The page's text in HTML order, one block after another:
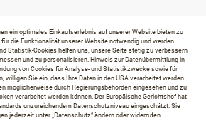
ein optimales Einkaufserlebnis auf unserer Website bieten zu
die Funktionalität unserer Website notwendig und werden
Statistik-Cookies helfen uns, unsere Seite stetig zu verbessern
und zu personalisieren. Hinweis zur Datenübermittlung in
von Cookies für Analyse- und Statistikzwecke sowie für
willigen Sie ein, dass Ihre Daten in den USA verarbeitet werden.
möglicherweise durch Regierungsbehörden eingesehen und zu
verarbeitet werden können. Der Europäische Gerichtshof hat
unzureichendem Datenschutzniveau eingeschätzt. Sie
jederzeit unter „Datenschutz“ ändern oder widerrufen.